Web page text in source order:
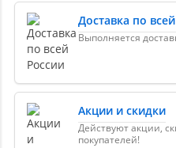
Доставка по
Выполняется
Акции и скидки
Действуют акции,
покупателей!